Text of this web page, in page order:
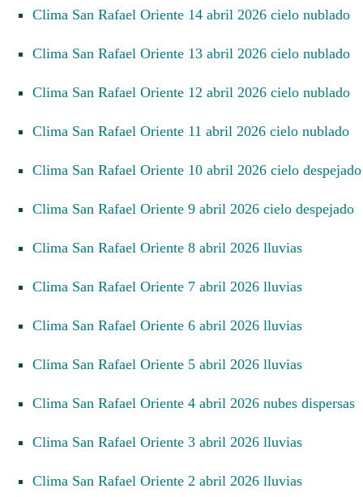
Clima San Rafael Oriente 14 abril 2026 cielo nublado
Clima San Rafael Oriente 13 abril 2026 cielo nublado
Clima San Rafael Oriente 12 abril 2026 cielo nublado
Clima San Rafael Oriente 11 abril 2026 cielo nublado
Clima San Rafael Oriente 10 abril 2026 cielo despejado
Clima San Rafael Oriente 9 abril 2026 cielo despejado
Clima San Rafael Oriente 8 abril 2026 lluvias
Clima San Rafael Oriente 7 abril 2026 lluvias
Clima San Rafael Oriente 6 abril 2026 lluvias
Clima San Rafael Oriente 5 abril 2026 lluvias
Clima San Rafael Oriente 4 abril 2026 nubes dispersas
Clima San Rafael Oriente 3 abril 2026 lluvias
Clima San Rafael Oriente 2 abril 2026 lluvias